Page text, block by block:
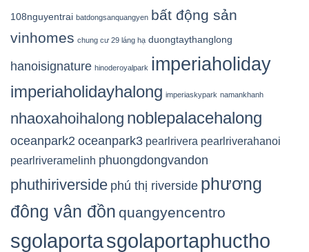
108nguyentrai batdongsanquangyen bất động sản
vinhomes chung cư 29 láng hạ duongtaythanglong
hanoisignature hinoderoyalpark imperiaholiday
imperiaholidayhalong imperiaskypark namankhanh
nhaoxahoihalong noblepalacehalong
oceanpark2 oceanpark3 pearlrivera pearlriverahanoi
pearlriveramelinh phuongdongvandon
phuthiriverside phú thị riverside phương
đông vân đồn quangyencentro
sgolaportasgolaportaphuctho